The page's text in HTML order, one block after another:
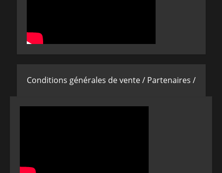
Conditions générales de vente / Partenaires /